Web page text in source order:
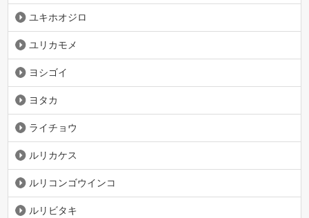
ユキホオジロ
ユリカモメ
ヨシゴイ
ヨタカ
ライチョウ
ルリカケス
ルリコンゴウインコ
ルリビタキ